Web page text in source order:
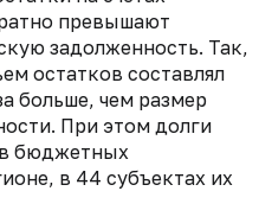
превышают
задолженность. Так,
остатков составлял
больше, чем размер
При этом долги
бюджетных
в 44 субъектах их